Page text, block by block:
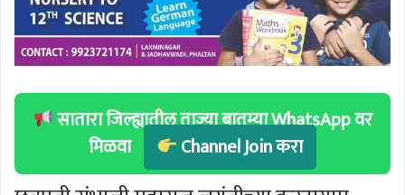
सातारा जिल्ह्यातील ताज्या बातम्या WhatsApp वर
मिळवा
Channel Join करा